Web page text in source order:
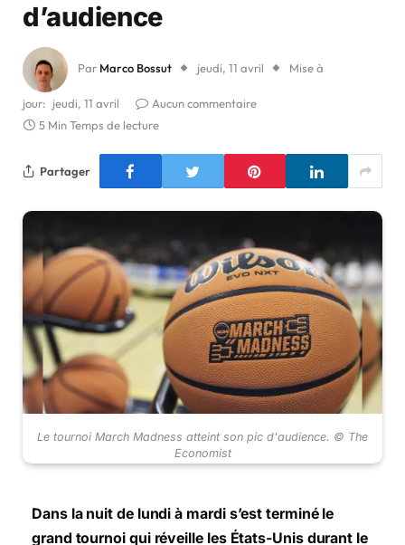
d’audience
Par Marco Bossut jeudi, 11 avril Mise à
jour: jeudi, 11 avril
Aucun commentaire
5 Min Temps de lecture
Partager
Le tournoi March Madness atteint son pic d'audience. © The
Economist
Dans la nuit de lundi à mardi s’est terminé le
grand tournoi qui réveille les États-Unis durant le